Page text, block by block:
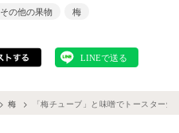
その他の果物 梅
梅 「梅チューブ」と味噌でトースター